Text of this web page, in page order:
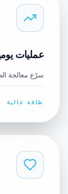
عمليات
سرّع معالجة
طاقة عالية